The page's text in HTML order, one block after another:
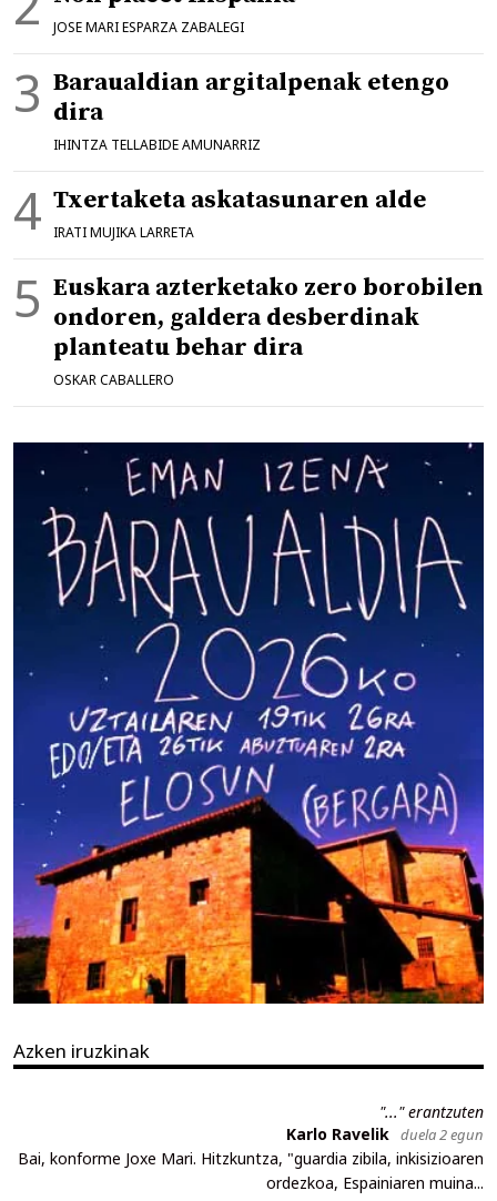
JOSE MARI ESPARZA ZABALEGI
Baraualdian argitalpenak etengo
dira
IHINTZA TELLABIDE AMUNARRIZ
Txertaketa askatasunaren alde
IRATI MUJIKA LARRETA
Euskara azterketako zero borobilen
ondoren, galdera desberdinak
planteatu behar dira
OSKAR CABALLERO
Azken iruzkinak
"..." erantzuten
Karlo Ravelik duela 2 egun
Bai, konforme Joxe Mari. Hitzkuntza, "guardia zibila, inkisizioaren
ordezkoa, Espainiaren muina...